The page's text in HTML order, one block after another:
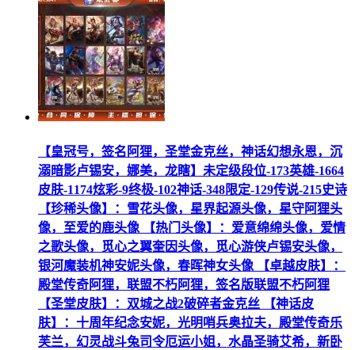
【皇冠号，签名阿狸，圣堂金克丝，神话幻想永恩，沉
溺暗影卢锡安，娜美，龙瞎】未定级段位-173英雄-1664
皮肤-1174炫彩-9终极-102神话-348限定-129传说-215史诗
【珍稀头像】：雪花头像，星界起源头像，星守阿狸头
像，至爱的鹿头像 【热门头像】：爱意绵绵头像，爱情
之歌头像，觅心之翼奎因头像，觅心游侠卢锡安头像，
银河魔装机神安妮头像，春晖神女头像 【卓越皮肤】：
殿堂传奇阿狸，联盟不朽阿狸，签名版联盟不朽阿狸
【圣堂皮肤】：双城之战2破碎者金克丝 【神话皮
肤】：十周年纪念安妮，光明哨兵奥拉夫，殿堂传奇乐
芙兰，幻灵战斗兔司令厄运小姐，水晶圣骑艾希，新卧